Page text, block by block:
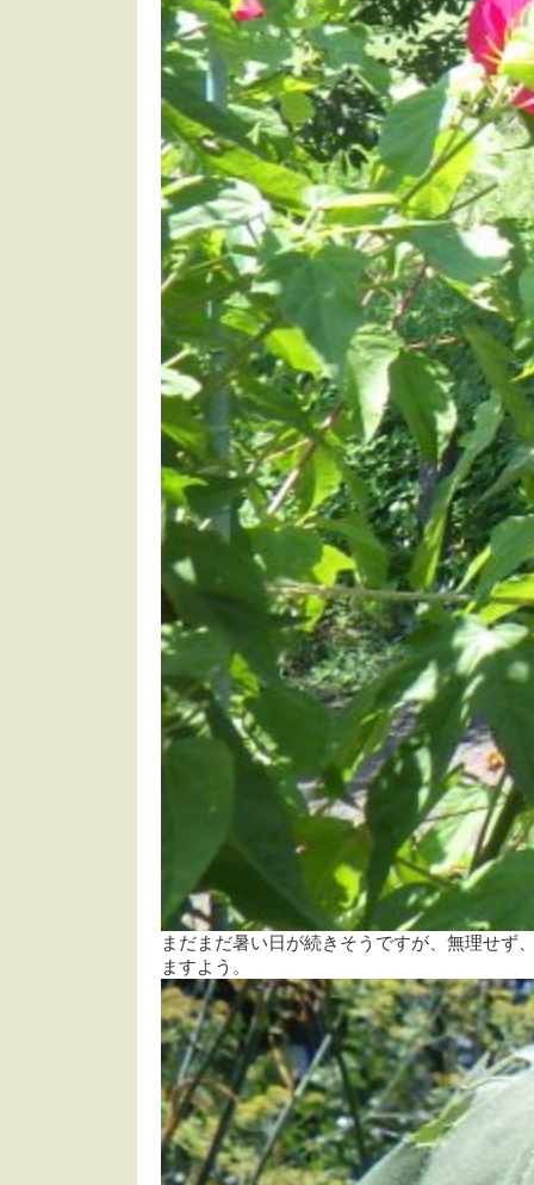
まだまだ暑い日が続きそうですが、無理せず
ますよう。